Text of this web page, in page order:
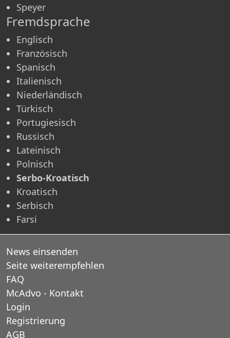
Speyer
Fremdsprache
Englisch
Französisch
Spanisch
Italienisch
Niederländisch
Türkisch
Portugiesisch
Russisch
Lateinisch
Polnisch
Serbo-Kroatisch
Kroatisch
Serbisch
Farsi
News einsenden
Seite weiterempfehlen
FAQ
McAdvo - Kontakt
Login
Registrierung
AGB